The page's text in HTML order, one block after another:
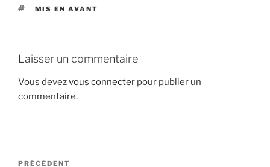
ÉTIQUETTES
MIS EN AVANT
Laisser un commentaire
Vous devezvous connecter pour publier un
commentaire.
Navigation
Article
PRÉCÉDENT